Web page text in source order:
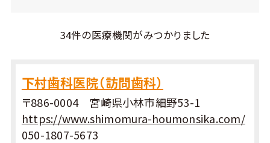
34件の医療機関がみつかりました
下村歯科医院（訪問歯科）
〒886-0004 宮崎県小林市細野53-1
https://www.shimomura-houmonsika.com/
050-1807-5673